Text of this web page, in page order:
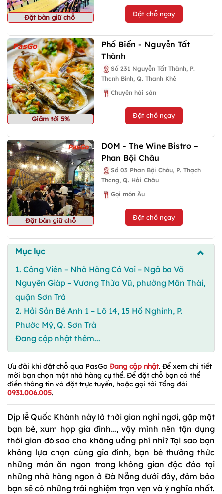
Đặt bàn giữ chỗ Đặt chỗ ngay
Giảm tới 5%
Phố Biển - Nguyễn Tất
Thành
Số 231 Nguyễn Tất Thành, P.
Thanh Bình, Q. Thanh Khê
Chuyên hải sản
Đặt chỗ ngay
Đặt bàn giữ chỗ
DOM - The Wine Bistro –
Phan Bội Châu
Số 03 Phan Bội Châu, P. Thạch
Thang, Q. Hải Châu
Gọi món Âu
Đặt chỗ ngay
Mục lục
1. Công Viên – Nhà Hàng Cá Voi – Ngã ba Võ
Nguyên Giáp – Vương Thừa Vũ, phường Mân Thái,
quận Sơn Trà
2. Hải Sản Bé Anh 1 – Lô 14, 15 Hồ Nghinh, P.
Phước Mỹ, Q. Sơn Trà
Đang cập nhật thêm...
Ưu đãi khi đặt chỗ qua PasGo Đang cập nhật. Để xem chi tiết
mời bạn chọn một nhà hàng cụ thể. Để đặt chỗ bạn có thể
điền thông tin và đặt trực tuyến, hoặc gọi tới Tổng đài
0931.006.005.
Dịp lễ Quốc Khánh này là thời gian nghỉ ngơi, gặp mặt
bạn bè, xum họp gia đình..., vậy mình nên tận dụng
thời gian đó sao cho không uổng phí nhỉ? Tại sao bạn
không lựa chọn cùng gia đình, bạn bè thưởng thức
những món ăn ngon trong không gian độc đáo tại
những nhà hàng ngon ở Đà Nẵng dưới đây, đảm bảo
bạn sẽ có những trải nghiệm trọn vẹn và ý nghĩa nhất.